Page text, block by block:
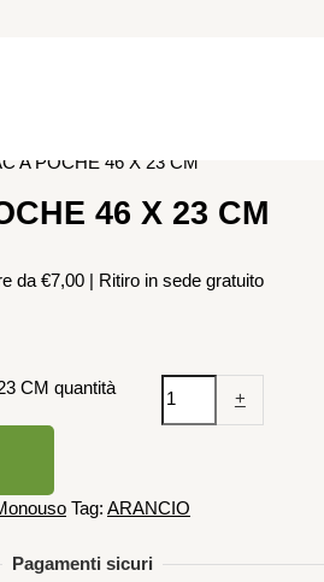
A POCHE 46 X 23 CM
46 X 23 CM
da €7,00 | Ritiro in sede gratuito
CM quantità
+
Tag: ARANCIO
Pagamenti sicuri